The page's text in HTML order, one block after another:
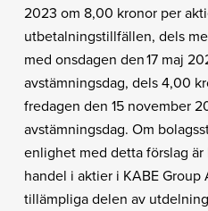
2023 om 8,00 kronor per
utbetalningstillfällen, dels
med onsdagen den 17 maj
avstämningsdag, dels 4,00
fredagen den 15 november
avstämningsdag. Om
enlighet med detta förslag är
handel i aktier i KABE
tillämpliga delen av